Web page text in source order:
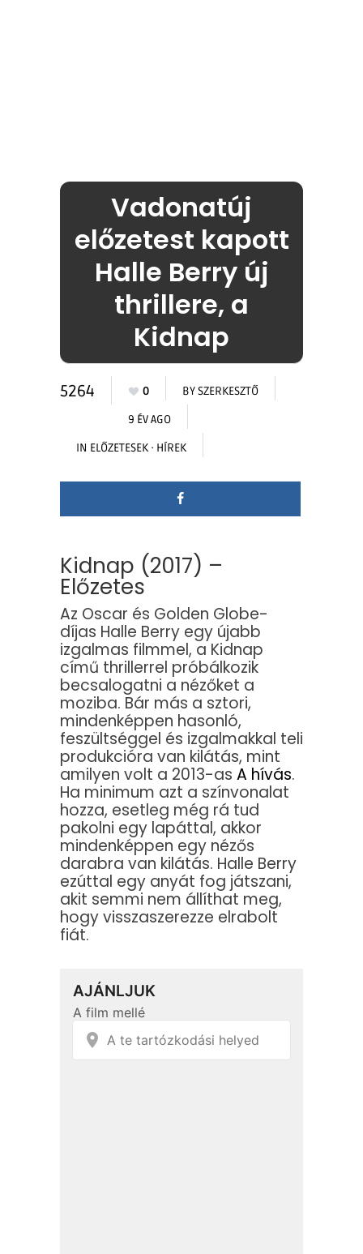
Vadonatúj
előzetest kapott
Halle Berry új
thrillere, a
Kidnap
5264 0 BYSZERKESZTŐ
9 ÉV AGO
IN ELŐZETESEK · HÍREK
Kidnap (2017) –
Előzetes
Az Oscar és Golden Globe-
díjas Halle Berry egy újabb
izgalmas filmmel, a Kidnap
című thrillerrel próbálkozik
becsalogatni a nézőket a
moziba. Bár más a sztori,
mindenképpen hasonló,
feszültséggel és izgalmakkal teli
produkcióra van kilátás, mint
amilyen volt a 2013-as A hívás.
Ha minimum azt a színvonalat
hozza, esetleg még rá tud
pakolni egy lapáttal, akkor
mindenképpen egy nézős
darabra van kilátás. Halle Berry
ezúttal egy anyát fog játszani,
akit semmi nem állíthat meg,
hogy visszaszerezze elrabolt
fiát.